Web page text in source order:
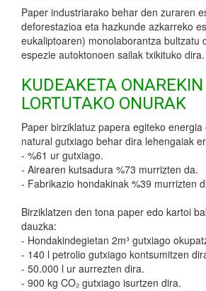
Paper industriarako behar den zuraren
deforestazioa eta hazkunde azkarreko
eukaliptoaren) monolaborantza bultzatu
espezie autoktonoen sailak txikituko dira.
KUDEAKETA ONAREKIN
LORTUTAKO ONURAK
Paper birziklatuz papera egiteko
natural gutxiago behar dira lehengaiak
- %61 ur gutxiago.
- Airearen kutsadura %73 murrizten da.
- Fabrikazio hondakinak %39 murrizten
Birziklatzen den tona paper edo kartoi
dauzka:
- Hondakindegietan 2m³ gutxiago
- 140 l petrolio gutxiago kontsumitzen
- 50.000 l ur aurrezten dira.
- 900 kg CO₂ gutxiago isurtzen dira.